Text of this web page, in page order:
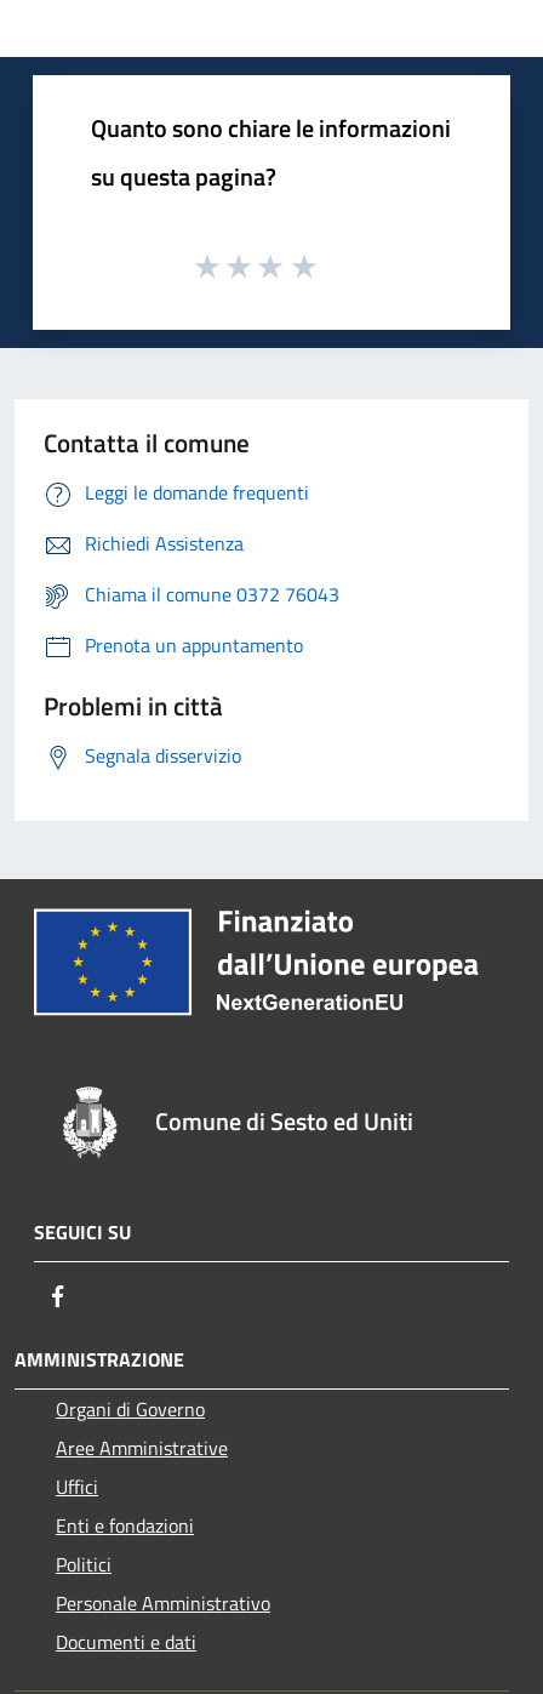
Quanto sono chiare le informazioni
su questa pagina?
Contatta il comune
Leggi le domande frequenti
Richiedi Assistenza
Chiama il comune 0372 76043
Prenota un appuntamento
Problemi in città
Segnala disservizio
Comune di Sesto ed Uniti
SEGUICI SU
AMMINISTRAZIONE
Organi di Governo
Aree Amministrative
Uffici
Enti e fondazioni
Politici
Personale Amministrativo
Documenti e dati